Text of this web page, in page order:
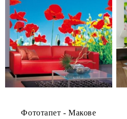
Фототапет - Макове